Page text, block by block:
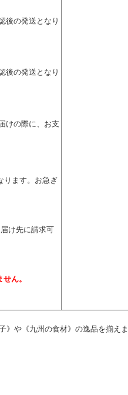
後の発送となり
後の発送となり
けの際に、お支
ります。お急ぎ
け先に請求可
ん。
》や《九州の食材》の逸品を揃え